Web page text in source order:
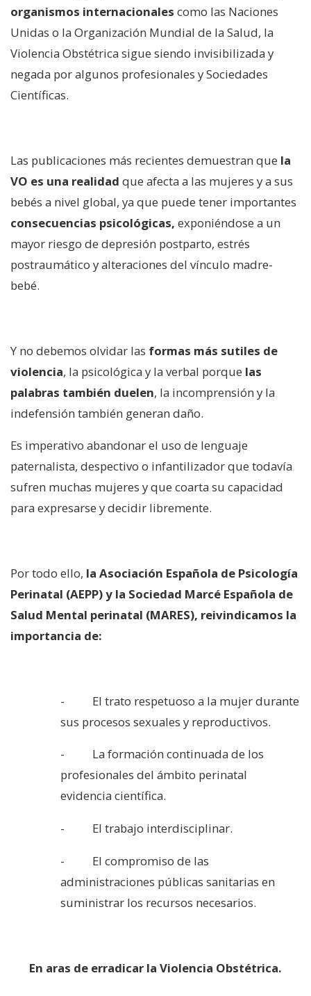
organismos internacionales como las Naciones
Unidas o la Organización Mundial de la Salud, la
Violencia Obstétrica sigue siendo invisibilizada y
negada por algunos profesionales y Sociedades
Científicas.
Las publicaciones más recientes demuestran que la
VO es una realidad que afecta a las mujeres y a sus
bebés a nivel global, ya que puede tener importantes
consecuencias psicológicas, exponiéndose a un
mayor riesgo de depresión postparto, estrés
postraumático y alteraciones del vínculo madre-
bebé.
Y no debemos olvidar las formas más sutiles de
violencia, la psicológica y la verbal porque las
palabras también duelen, la incomprensión y la
indefensión también generan daño.
Es imperativo abandonar el uso de lenguaje
paternalista, despectivo o infantilizador que todavía
sufren muchas mujeres y que coarta su capacidad
para expresarse y decidir libremente.
Por todo ello, la Asociación Española de Psicología
Perinatal (AEPP) y la Sociedad Marcé Española de
Salud Mental perinatal (MARES), reivindicamos la
importancia de:
- El trato respetuoso a la mujer durante
sus procesos sexuales y reproductivos.
- La formación continuada de los
profesionales del ámbito perinatal
evidencia científica.
- El trabajo interdisciplinar.
- El compromiso de las
administraciones públicas sanitarias en
suministrar los recursos necesarios.
En aras de erradicar la Violencia Obstétrica.